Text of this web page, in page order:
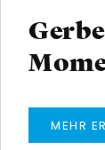
MEHR